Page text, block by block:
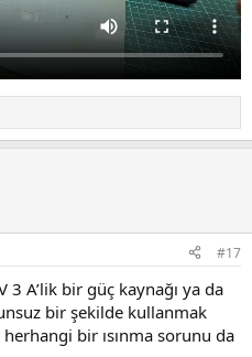
#17
A’lik bir güç kaynağı ya da
bir şekilde kullanmak
bir ısınma sorunu da